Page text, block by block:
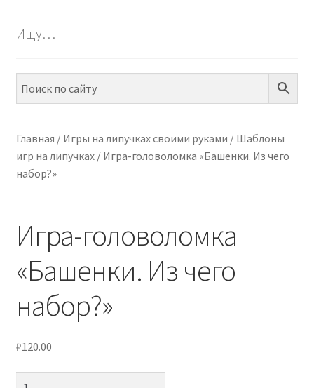
ПО НАВЫКАМ
МЕТОДИКИ
ИГРЫ НА ЛИПУЧКАХ
КОНТАКТЫ
Ищу…
Главная / Игры на липучках своими руками / Шаблоны
игр на липучках/ Игра-головоломка «Башенки. Из чего
набор?»
Игра-головоломка
«Башенки. Из чего
набор?»
₽120.00